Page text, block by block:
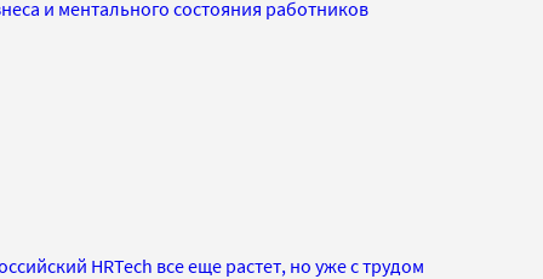
и ментального состояния работников
HRTech все еще растет, но уже с трудом